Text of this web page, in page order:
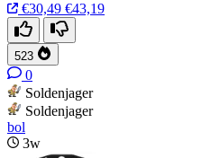
€30,49 €43,19
523
0
Soldenjager
Soldenjager
bol
3w